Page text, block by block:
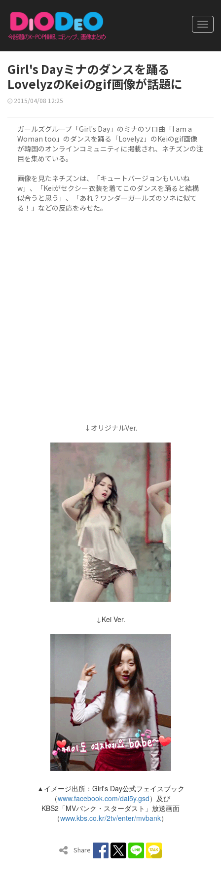
Girl's Dayミナのダンスを踊る
LovelyzのKeiのgif画像が話題に
2015/04/08 12:25
ガールズグループ「Girl's Day」のミナのソロ曲「I am a
Woman too」のダンスを踊る「Lovelyz」のKeiのgif画像
が韓国のオンラインコミュニティに掲載され、ネチズンの注
目を集めている。
画像を見たネチズンは、「キュートバージョンもいいね
w」、「Keiがセクシー衣装を着てこのダンスを踊ると結構
似合うと思う」、「あれ？ワンダーガールズのソネに似て
る！」などの反応をみせた。
↓オリジナルVer.
↓Kei Ver.
▲イメージ出所：Girl's Day公式フェイスブック
（www.facebook.com/dai5y.gsd）及び
KBS2「MVバンク・スターダスト」放送画面
（www.kbs.co.kr/2tv/enter/mvbank）
Share